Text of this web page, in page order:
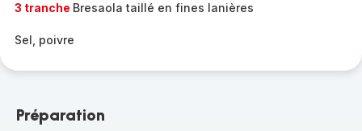
3 tranche Bresaola taillé en fines lanières
Sel, poivre
Préparation